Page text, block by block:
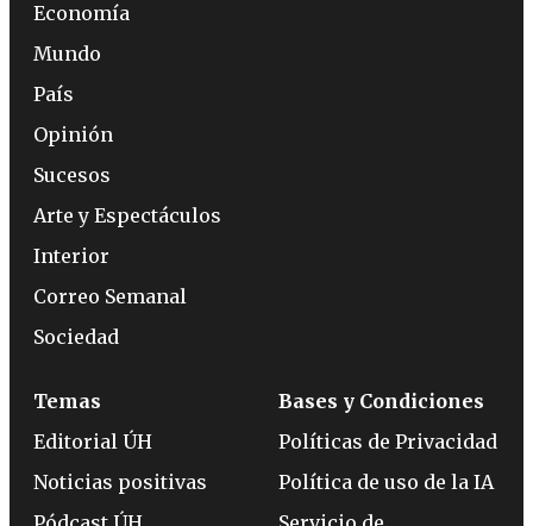
Economía
Mundo
País
Opinión
Sucesos
Arte y Espectáculos
Interior
Correo Semanal
Sociedad
Temas
Editorial ÚH
Noticias positivas
Bases y Condiciones
Políticas de Privacidad
Política de uso de la IA